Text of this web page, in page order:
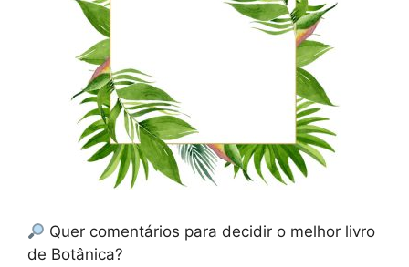
Quer comentários para decidir o melhor livro
de Botânica?